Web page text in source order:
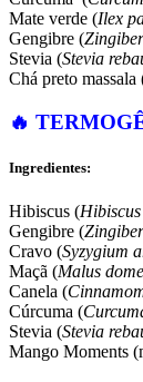
Mate verde (Ilex
Gengibre (
Stevia (Stevia
Chá preto
🔥
Ingredientes:
Hibiscus (
Gengibre (
Cravo (Syzygium
Maçã (Malus
Canela (
Cúrcuma (
Stevia (Stevia
Mango Moments